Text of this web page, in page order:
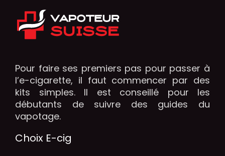
Pour faire ses premiers pas pour passer à
l’e-cigarette, il faut commencer par des
kits simples. Il est conseillé pour les
débutants de suivre des guides du
vapotage.
Choix E-cig